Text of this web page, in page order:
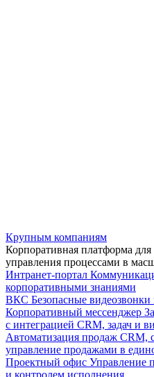
Крупным компаниям
Корпоративная платформа
управления процессами в
Интранет-портал
корпоративными знаниями
ВКС Безопасные
Корпоративный мессенджер
с интеграцией CRM, задач и
Автоматизация продаж CRM,
управление продажами в
Проектный офис Управление